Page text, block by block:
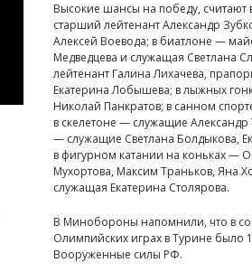
Высокие шансы на победу,
старший лейтенант Александр
Алексей Воевода; в биатлоне —
Медведцева и служащая Светлана
лейтенант Галина Лихачева,
Екатерина Лобышева; в лыжных
Николай Панкратов; в санном
в скелетоне — служащие Александр
— служащие Светлана Болдыкова,
в фигурном катании на коньках —
Мухортова, Максим Траньков, Яна
служащая Екатерина Столярова.
В Минобороны напомнили, что в
Олимпийских играх в Турине было
Вооруженные силы РФ.